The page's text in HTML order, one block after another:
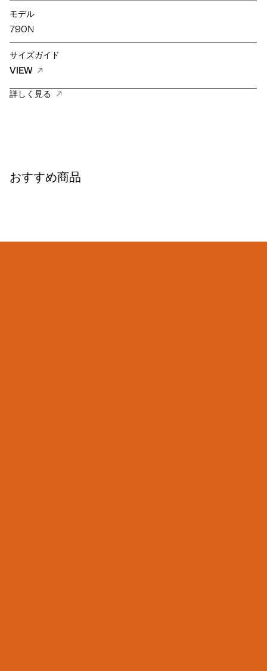
モデル
790N
サイズガイド
VIEW
詳しく見る
おすすめ商品